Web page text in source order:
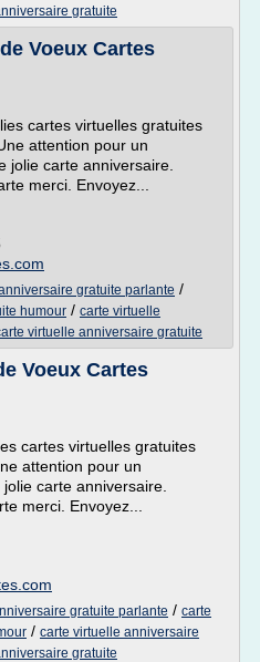
gratuite
Voeux Cartes
cartes virtuelles gratuites
attention pour un
jolie carte anniversaire.
merci. Envoyez...
gratuite parlante /
humour / carte virtuelle
virtuelle anniversaire gratuite
Voeux Cartes
cartes virtuelles gratuites
attention pour un
carte anniversaire.
merci. Envoyez...
gratuite parlante / carte
/ carte virtuelle anniversaire
gratuite